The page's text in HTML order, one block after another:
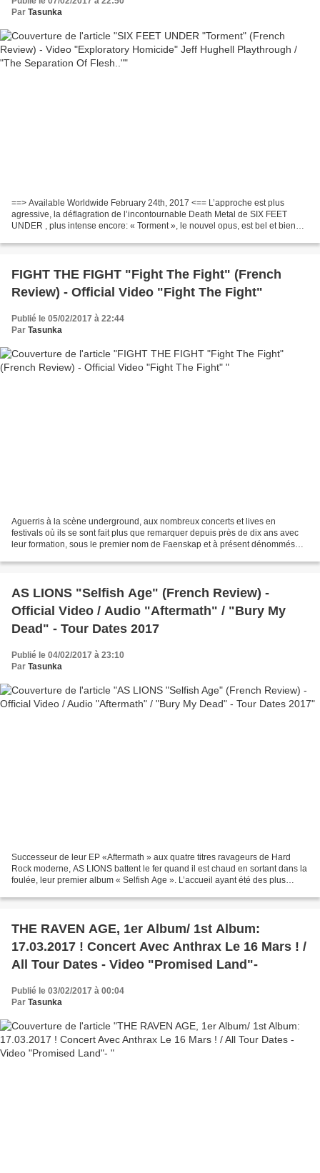
Par Tasunka
==> Available Worldwide February 24th, 2017 <== L’approche est plus
agressive, la déflagration de l’incontournable Death Metal de SIX FEET
UNDER , plus intense encore: « Torment », le nouvel opus, est bel et bien
FIGHT THE FIGHT "Fight The Fight" (French
Review) - Official Video "Fight The Fight"
Publié le 05/02/2017 à 22:44
Par Tasunka
Aguerris à la scène underground, aux nombreux concerts et lives en
festivals où ils se sont fait plus que remarquer depuis près de dix ans avec
leur formation, sous le premier nom de Faenskap et à présent dénommés
AS LIONS "Selfish Age" (French Review) -
Official Video / Audio "Aftermath" / "Bury My
Dead" - Tour Dates 2017
Publié le 04/02/2017 à 23:10
Par Tasunka
Successeur de leur EP «Aftermath » aux quatre titres ravageurs de Hard
Rock moderne, AS LIONS battent le fer quand il est chaud en sortant dans la
foulée, leur premier album « Selfish Age ». L’accueil ayant été des plus
THE RAVEN AGE, 1er Album/ 1st Album:
17.03.2017 ! Concert Avec Anthrax Le 16 Mars ! /
All Tour Dates - Video "Promised Land"-
Publié le 03/02/2017 à 00:04
Par Tasunka